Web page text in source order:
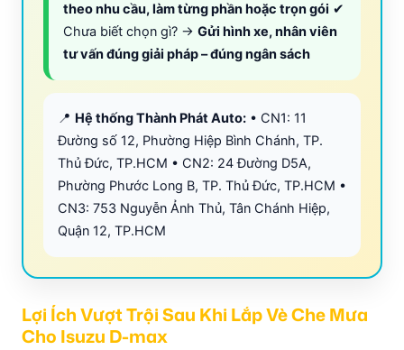
theo nhu cầu, làm từng phần hoặc trọn gói ✔
Chưa biết chọn gì? → Gửi hình xe, nhân viên
tư vấn đúng giải pháp – đúng ngân sách
📍 Hệ thống Thành Phát Auto: • CN1: 11
Đường số 12, Phường Hiệp Bình Chánh, TP.
Thủ Đức, TP.HCM • CN2: 24 Đường D5A,
Phường Phước Long B, TP. Thủ Đức, TP.HCM •
CN3: 753 Nguyễn Ảnh Thủ, Tân Chánh Hiệp,
Quận 12, TP.HCM
Lợi Ích Vượt Trội Sau Khi Lắp Vè Che Mưa
Cho Isuzu D-max